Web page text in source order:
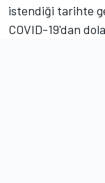
istendiği tarihte
COVID-19'dan